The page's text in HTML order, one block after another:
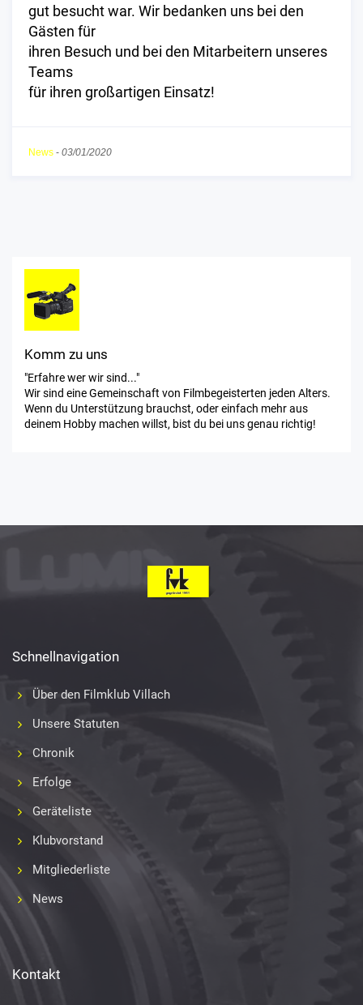
gut besucht war. Wir bedanken uns bei den
Gästen für
ihren Besuch und bei den Mitarbeitern unseres
Teams
für ihren großartigen Einsatz!
News - 03/01/2020
Komm zu uns
"Erfahre wer wir sind..."
Wir sind eine Gemeinschaft von Filmbegeisterten jeden Alters.
Wenn du Unterstützung brauchst, oder einfach mehr aus
deinem Hobby machen willst, bist du bei uns genau richtig!
Schnellnavigation
Über den Filmklub Villach
Unsere Statuten
Chronik
Erfolge
Geräteliste
Klubvorstand
Mitgliederliste
News
Kontakt